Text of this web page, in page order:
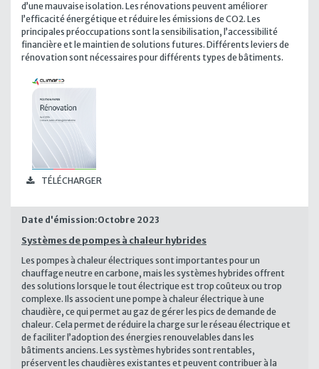
TÉLÉCHARGER
d’une mauvaise isolation. Les rénovations peuvent améliorer
l’efficacité énergétique et réduire les émissions de CO2. Les
principales préoccupations sont la sensibilisation, l’accessibilité
financière et le maintien de solutions futures. Différents leviers de
rénovation sont nécessaires pour différents types de bâtiments.
Date d'émission:Octobre 2023
Systèmes de pompes à chaleur hybrides
Les pompes à chaleur électriques sont importantes pour un
chauffage neutre en carbone, mais les systèmes hybrides offrent
des solutions lorsque le tout électrique est trop coûteux ou trop
complexe. Ils associent une pompe à chaleur électrique à une
chaudière, ce qui permet au gaz de gérer les pics de demande de
chaleur. Cela permet de réduire la charge sur le réseau électrique et
de faciliter l’adoption des énergies renouvelables dans les
bâtiments anciens. Les systèmes hybrides sont rentables,
préservent les chaudières existantes et peuvent contribuer à la